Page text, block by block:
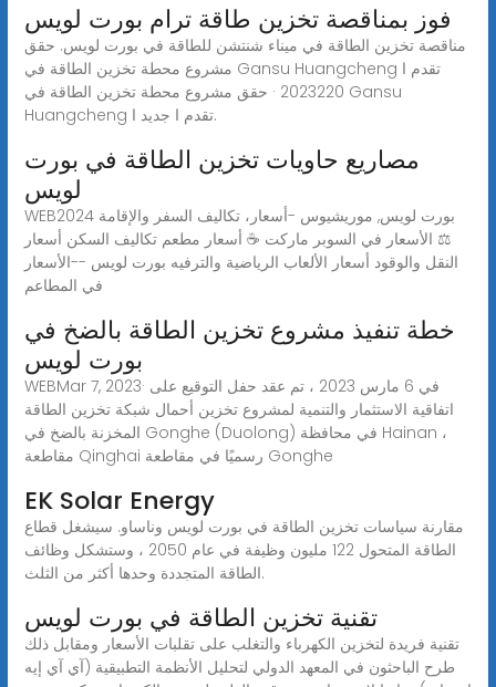
فوز بمناقصة تخزين طاقة ترام بورت لويس
مناقصة تخزين الطاقة في ميناء شنتشن للطاقة في بورت لويس. حقق
مشروع محطة تخزين الطاقة في Gansu Huangcheng تقدم ا
2023220 · حقق مشروع محطة تخزين الطاقة في Gansu
Huangcheng تقدم ا جديد ا.
مصاريع حاويات تخزين الطاقة في بورت
لويس
WEBبورت لويس, موريشيوس -أسعار، تكاليف السفر والإقامة 2024
⚖ الأسعار في السوبر ماركت ☕ أسعار مطعم تكاليف السكن أسعار
النقل والوقود أسعار الألعاب الرياضية والترفيه بورت لويس --الأسعار
في المطاعم
خطة تنفيذ مشروع تخزين الطاقة بالضخ في
بورت لويس
WEBMar 7, 2023· في 6 مارس 2023 ، تم عقد حفل التوقيع على
اتفاقية الاستثمار والتنمية لمشروع تخزين أحمال شبكة تخزين الطاقة
المخزنة بالضخ في Gonghe (Duolong) في محافظة Hainan ،
مقاطعة Qinghai رسميًا في مقاطعة Gonghe
EK Solar Energy
مقارنة سياسات تخزين الطاقة في بورت لويس وناساو. سيشغل قطاع
الطاقة المتحول 122 مليون وظيفة في عام 2050 ، وستشكل وظائف
الطاقة المتجددة وحدها أكثر من الثلث.
تقنية تخزين الطاقة في بورت لويس
تقنية فريدة لتخزين الكهرباء والتغلب على تقلبات الأسعار ومقابل ذلك
طرح الباحثون في المعهد الدولي لتحليل الأنظمة التطبيقية (آي آي إيه